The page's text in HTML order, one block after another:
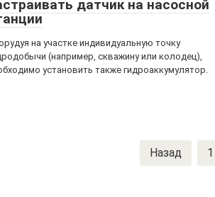
датчик на насосной
на участке индивидуальную точку
(например, скважину или колодец),
установить также гидроаккумулятор.
Назад 1